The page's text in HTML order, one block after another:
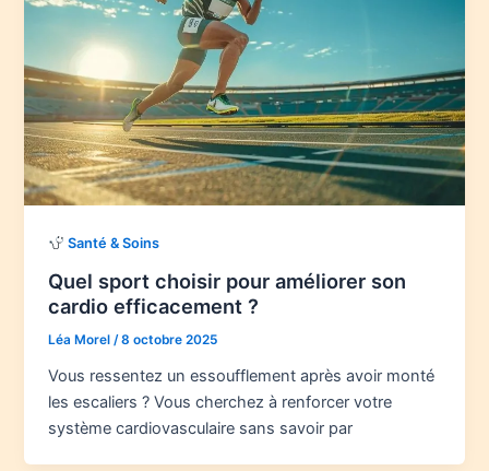
Santé & Soins
Quel sport choisir pour améliorer son
cardio efficacement ?
Léa Morel /8 octobre 2025
Vous ressentez un essoufflement après avoir monté
les escaliers ? Vous cherchez à renforcer votre
système cardiovasculaire sans savoir par